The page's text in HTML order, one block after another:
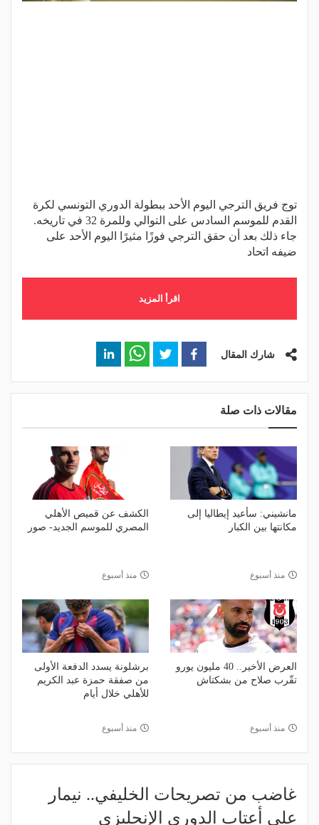
توج فريق الترجي اليوم الأحد ببطولة الدوري التونسي لكرة
القدم للموسم السادس على التوالي وللمرة 32 في تاريخه.
جاء ذلك بعد أن حقق الترجي فوزًا مثيرًا اليوم الأحد على
ضيفه اتحاد
اقرأ المزيد
شارك المقال
مقالات ذات صلة
مانشيني: سأعيد إيطاليا إلى
مكانتها بين الكبار
منذ أسبوع
الكشف عن قميص الأهلي
المصري للموسم الجديد- صور
منذ أسبوع
العرض الأخير.. 40 مليون يورو
تقّرب صلاح من بشكتاش
منذ أسبوع
برشلونة يسدد الدفعة الأولى
من صفقة حمزة عبد الكريم
للأهلي خلال أيام
منذ أسبوع
غاضب من تصريحات الخليفي.. نيمار
على أعتاب الدوري الإنجليزي